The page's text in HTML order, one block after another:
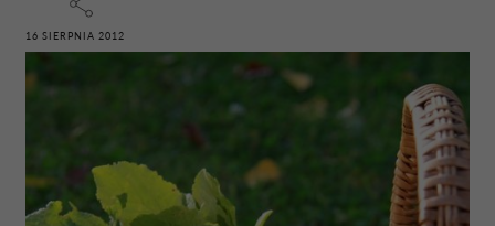
16 SIERPNIA 2012